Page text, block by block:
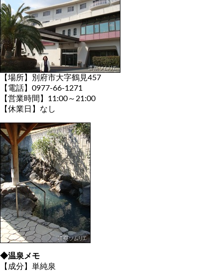
【場所】別府市大字鶴見457
【電話】0977-66-1271
【営業時間】11:00～21:00
【休業日】なし
◆温泉メモ
【成分】単純泉